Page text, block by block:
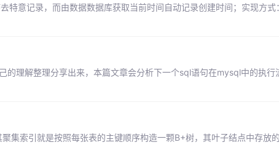
特意记录，而由数据数据库获取当前时间自动记录创建时间；实现方式
理解整理分享出来，本篇文章会分析下一个sql语句在mysql中的执行
集索引就是按照每张表的主键顺序构造一颗B+树，其叶子结点中存放